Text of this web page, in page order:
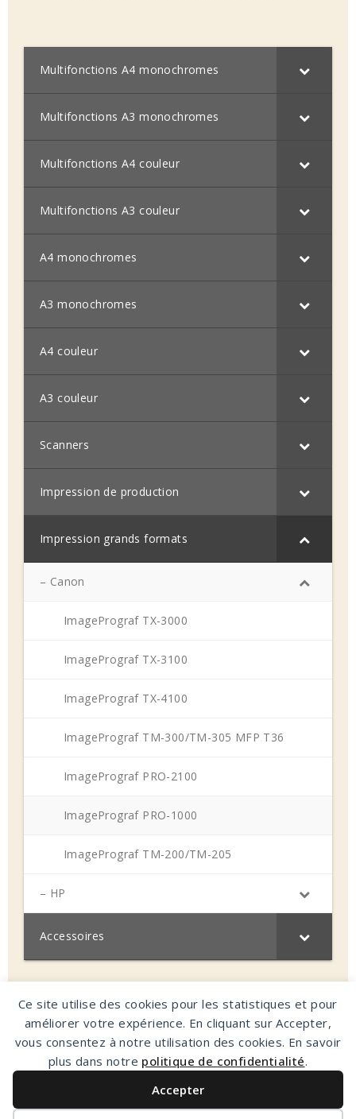
Ce site utilise des cookies pour les statistiques et pour
améliorer votre expérience. En cliquant sur Accepter,
vous consentez à notre utilisation des cookies. En savoir
plus dans notre politique de confidentialité.
Accepter
Multifonctions A4 monochromes
Multifonctions A3 monochromes
Multifonctions A4 couleur
Multifonctions A3 couleur
A4 monochromes
A3 monochromes
A4 couleur
A3 couleur
Scanners
Impression de production
Impression grands formats
– Canon
ImagePrograf TX-3000
ImagePrograf TX-3100
ImagePrograf TX-4100
ImagePrograf TM-300/TM-305 MFP T36
ImagePrograf PRO-2100
ImagePrograf PRO-1000
ImagePrograf TM-200/TM-205
– HP
Accessoires
Demandez un devis
CMR Bureautique - 278, impasse Le Perelly - 38300 Ruy-
Montceau - Tél: 09.65.33.36.11
Mentions légales